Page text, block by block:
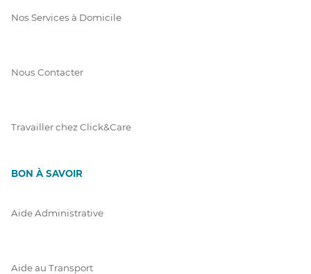
Nos Services à Domicile
Nous Contacter
Travailler chez Click&Care
BON À SAVOIR
Aide Administrative
Aide au Transport